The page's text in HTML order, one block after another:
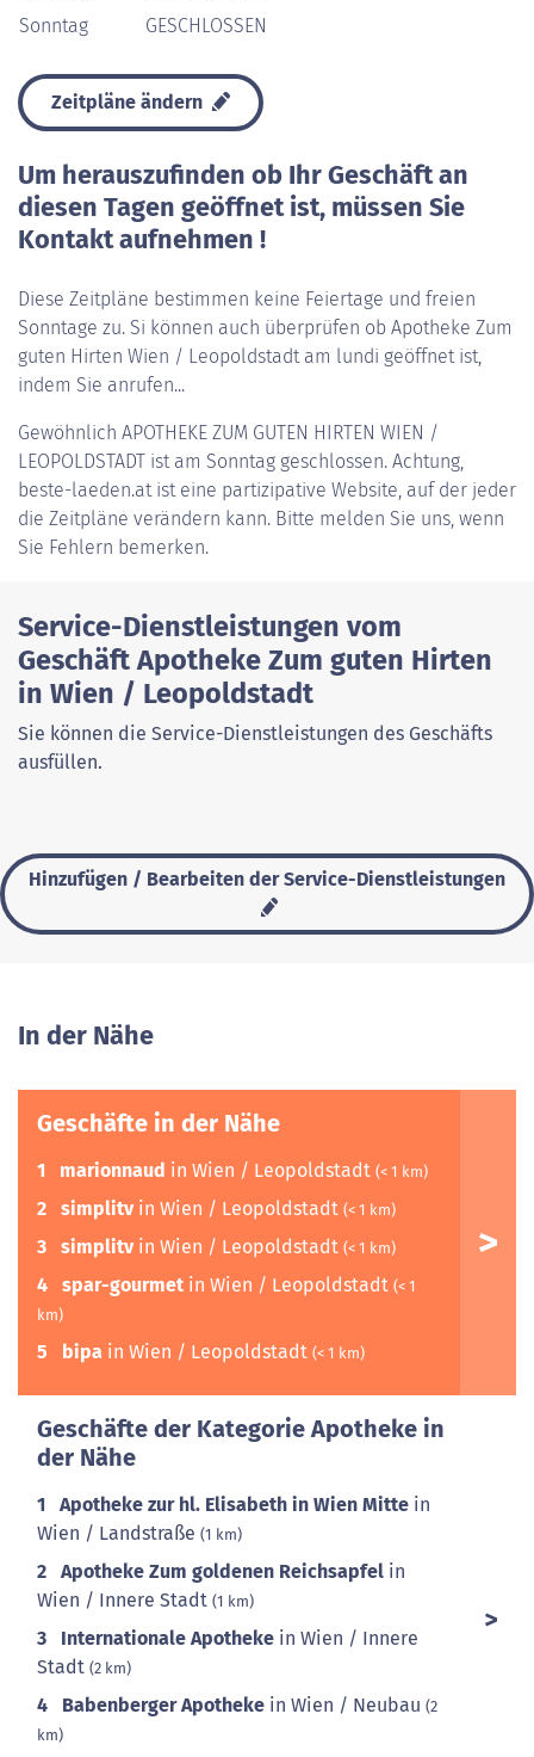
Sonntag
GESCHLOSSEN
Zeitpläne ändern
Um herauszufinden ob Ihr Geschäft an
diesen Tagen geöffnet ist, müssen Sie
Kontakt aufnehmen !
Diese Zeitpläne bestimmen keine Feiertage und freien
Sonntage zu. Si können auch überprüfen ob Apotheke Zum
guten Hirten Wien / Leopoldstadt am lundi geöffnet ist,
indem Sie anrufen...
Gewöhnlich APOTHEKE ZUM GUTEN HIRTEN WIEN /
LEOPOLDSTADT ist am Sonntag geschlossen. Achtung,
beste-laeden.at ist eine partizipative Website, auf der jeder
die Zeitpläne verändern kann. Bitte melden Sie uns, wenn
Sie Fehlern bemerken.
Service-Dienstleistungen vom
Geschäft Apotheke Zum guten Hirten
in Wien / Leopoldstadt
Sie können die Service-Dienstleistungen des Geschäfts
ausfüllen.
Hinzufügen / Bearbeiten der Service-Dienstleistungen
In der Nähe
Geschäfte in der Nähe
1 marionnaud in Wien / Leopoldstadt (< 1 km)
2 simplitvin Wien / Leopoldstadt (< 1 km)
3 simplitvin Wien / Leopoldstadt (< 1 km)
4 spar-gourmet in Wien / Leopoldstadt (< 1
km)
5 bipa in Wien / Leopoldstadt (< 1 km)
Geschäfte der Kategorie Apotheke in
der Nähe
1 Apotheke zur hl. Elisabeth in Wien Mitte in
Wien / Landstraße (1 km)
2 Apotheke Zum goldenen Reichsapfel in
Wien / Innere Stadt (1 km)
3 Internationale Apotheke in Wien / Innere
Stadt (2 km)
4 Babenberger Apotheke in Wien / Neubau (2
km)